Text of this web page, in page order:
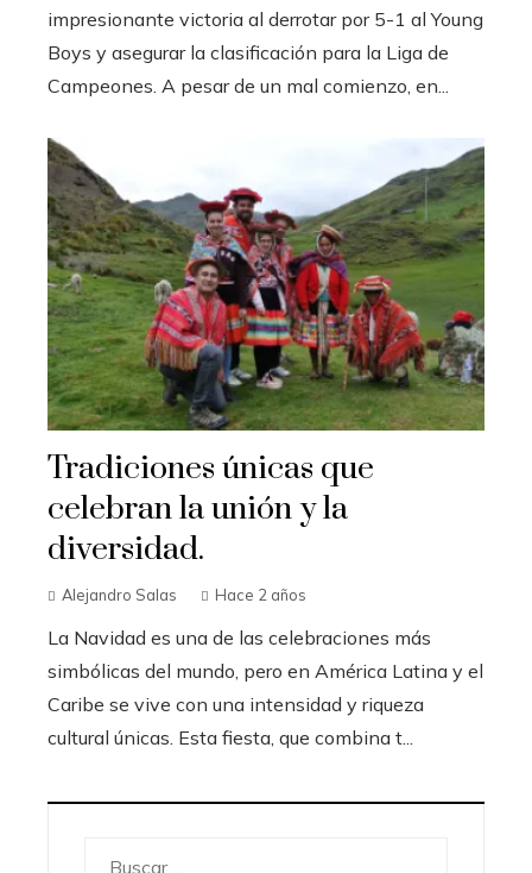
impresionante victoria al derrotar por 5-1 al Young
Boys y asegurar la clasificación para la Liga de
Campeones. A pesar de un mal comienzo, en...
Tradiciones únicas que
celebran la unión y la
diversidad.
Alejandro Salas Hace 2 años
La Navidad es una de las celebraciones más
simbólicas del mundo, pero en América Latina y el
Caribe se vive con una intensidad y riqueza
cultural únicas. Esta fiesta, que combina t...